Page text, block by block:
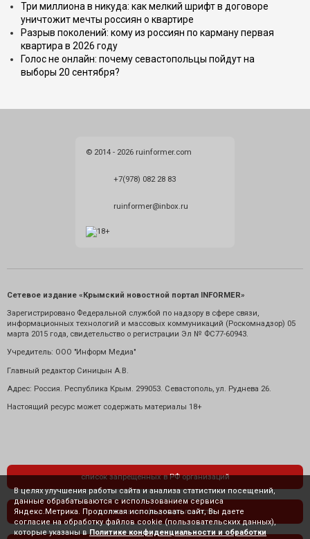
Три миллиона в никуда: как мелкий шрифт в договоре
уничтожит мечты россиян о квартире
Разрыв поколений: кому из россиян по карману первая
квартира в 2026 году
Голос не онлайн: почему севастопольцы пойдут на
выборы 20 сентября?
© 2014 - 2026 ruinformer.com
+7(978) 082 28 83
ruinformer@inbox.ru
Сетевое издание «Крымский новостной портал INFORMER»
Зарегистрировано Федеральной службой по надзору в сфере связи,
информационных технологий и массовых коммуникаций (Роскомнадзор) 05
марта 2015 года, свидетельство о регистрации Эл № ФС77-60943.
Учредитель: ООО "Информ Медиа"
Главный редактор Синицын А.В.
Адрес: Россия. Республика Крым. 299053. Севастополь, ул. Руднева 26.
Настоящий ресурс может содержать материалы 18+
список запрещенных в РФ организаций
политика конфиденциальности
В целях улучшения работы сайта и анализа статистики посещений,
данные обрабатываются с использованием сервиса
Яндекс.Метрика. Продолжая использовать сайт, Вы даете
согласие на обработку файлов cookie (пользовательских данных),
которые указаны в Политике конфиденциальности и обработки